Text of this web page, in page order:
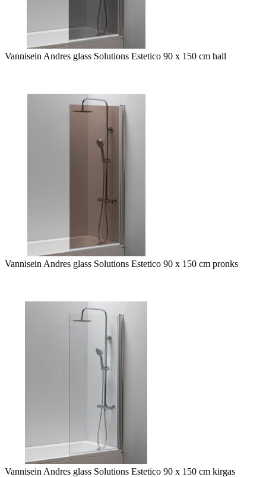
Vannisein Andres glass Solutions Estetico 90 x 150 cm hall
Vannisein Andres glass Solutions Estetico 90 x 150 cm pronks
Vannisein Andres glass Solutions Estetico 90 x 150 cm kirgas